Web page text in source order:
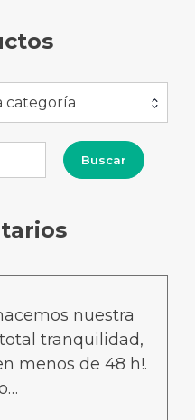
categoría
Buscar
nuestra
tranquilidad,
menos de 48 h!.